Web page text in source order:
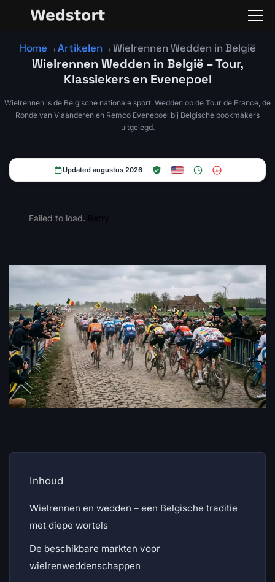
Home→Artikelen→Wielrennen Wedden in België
Wielrennen Wedden in België – Tour,
Klassiekers en Evenepoel
Wielrennen is de Belgische nationale sport. Wedden op de Tour de France, de
Ronde van Vlaanderen en Remco Evenepoel bij Belgische bookmakers
uitgelegd.
Updated augustus 2026 18+
Failed to load. Retry
Inhoud
Wielrennen en wedden – een Belgische traditie
met diepe wortels
De beschikbare markten voor
wielrenweddenschappen